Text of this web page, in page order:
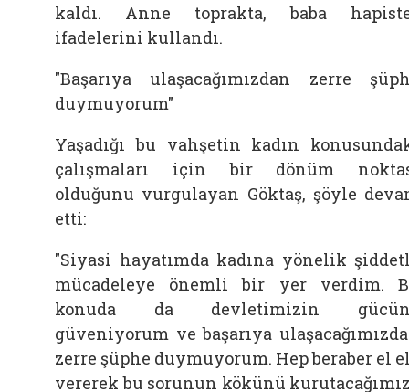
kaldı. Anne toprakta, baba
ifadelerini kullandı.
"Başarıya ulaşacağımızdan zerre
duymuyorum"
Yaşadığı bu vahşetin kadın
çalışmaları için bir dönüm
olduğunu vurgulayan Göktaş, şöyle
etti:
"Siyasi hayatımda kadına yönelik
mücadeleye önemli bir yer verdim.
konuda da devletimizin
güveniyorum ve başarıya
zerre şüphe duymuyorum. Hep beraber el
vererek bu sorunun kökünü